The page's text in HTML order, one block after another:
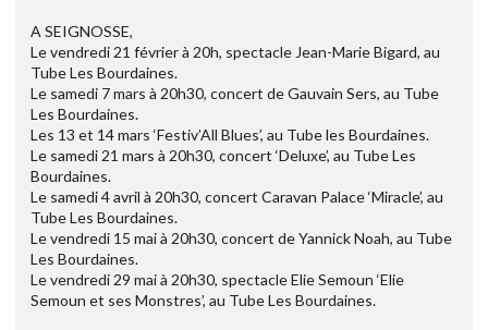
A SEIGNOSSE,
Le vendredi 21 février à 20h, spectacle Jean-Marie Bigard, au
Tube Les Bourdaines.
Le samedi 7 mars à 20h30, concert de Gauvain Sers, au Tube
Les Bourdaines.
Les 13 et 14 mars ‘Festiv’All Blues’, au Tube les Bourdaines.
Le samedi 21 mars à 20h30, concert ‘Deluxe’, au Tube Les
Bourdaines.
Le samedi 4 avril à 20h30, concert Caravan Palace ‘Miracle’, au
Tube Les Bourdaines.
Le vendredi 15 mai à 20h30, concert de Yannick Noah, au Tube
Les Bourdaines.
Le vendredi 29 mai à 20h30, spectacle Elie Semoun ‘Elie
Semoun et ses Monstres’, au Tube Les Bourdaines.